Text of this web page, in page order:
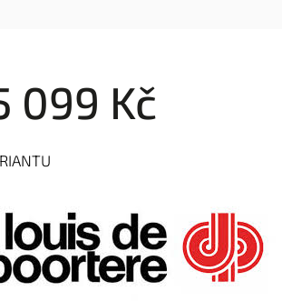
099 Kč